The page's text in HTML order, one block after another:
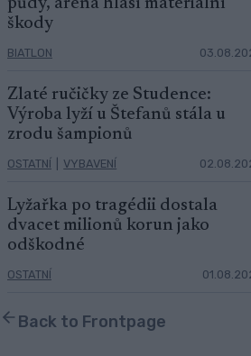
půdy, aréna hlásí materiální
škody
BIATLON
Zlaté ručičky ze Studence:
Výroba lyží u Štefanů stála u
zrodu šampionů
OSTATNÍ VYBAVENÍ
Lyžařka po tragédii dostala
dvacet milionů korun jako
odškodné
OSTATNÍ
Back to Frontpage